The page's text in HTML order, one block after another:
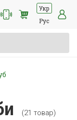
Укр
Рус
(21 товар)